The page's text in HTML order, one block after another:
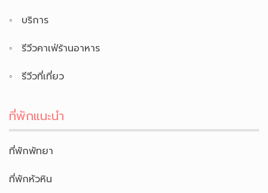
บริการ
รีวีวคาเฟ่ร้านอาหาร
รีวีวที่เที่ยว
ที่พักแนะนำ
ที่พักพัทยา
ที่พักหัวหิน